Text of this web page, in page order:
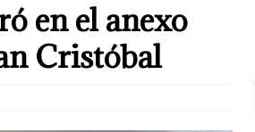
en el anexo
Cristóbal